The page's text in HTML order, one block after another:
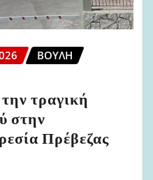
ΒΟΥΛΉ
τραγική
στην
Πρέβεζας